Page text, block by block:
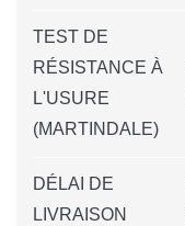
TEST DE
RÉSISTANCE À
L'USURE
(MARTINDALE)
DÉLAI DE
LIVRAISON